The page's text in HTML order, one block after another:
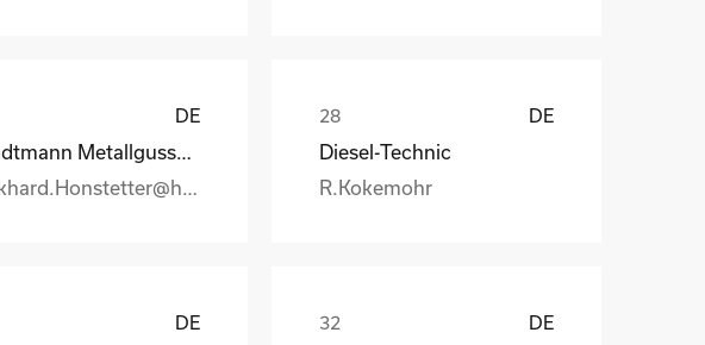
DE DE
Diesel-Technic
R.Kokemohr
DE DE